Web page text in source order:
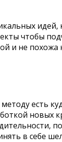
чтобы
и не
есть
новых
в себе